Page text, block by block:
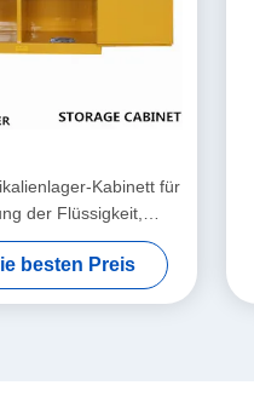
Kabinett für
der Flüssigkeit,
Schränke
besten Preis